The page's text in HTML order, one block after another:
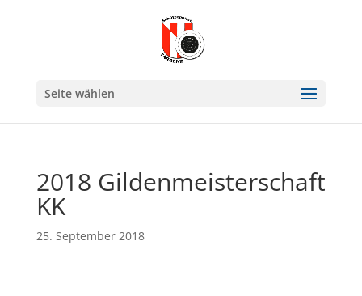
Seite wählen
2018 Gildenmeisterschaft
KK
25. September 2018